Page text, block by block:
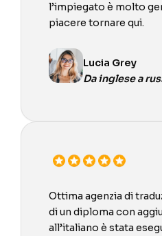
l’impiegato è molto
piacere tornare qui.
Lucia Grey
Da inglese a
Ottima agenzia di
di un diploma con
all’italiano è stata